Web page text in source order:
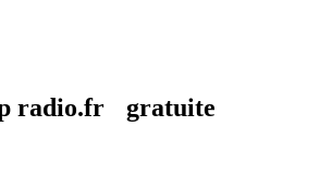
radio.fr gratuite